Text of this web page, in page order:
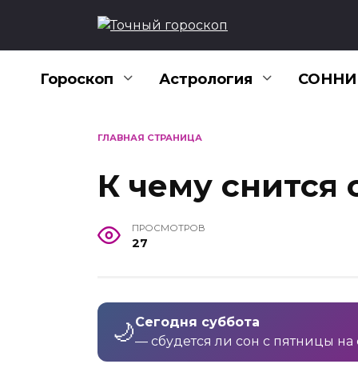
содержанию
Гороскоп Астрология
ГЛАВНАЯ СТРАНИЦА
К чему снится
ПРОСМОТРОВ
27
🌙Сегодня суббота
— сбудется ли сон с пятницы на